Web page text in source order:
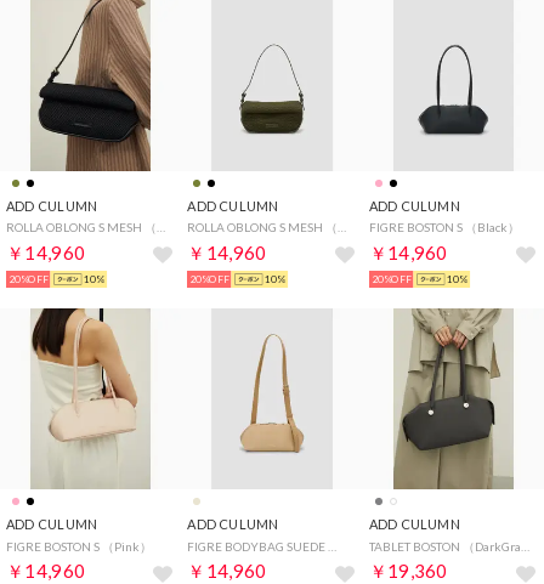
ADD CULUMN
￥14,960
20%OFF 10%
ADD CULUMN
￥14,960
20%OFF 10%
ADD CULUMN
FIGRE BOSTON S （Black）
￥14,960
20%OFF 10%
ADD CULUMN
FIGRE BOSTON S （Pink）
￥14,960
ADD CULUMN
￥14,960
ADD CULUMN
￥19,360